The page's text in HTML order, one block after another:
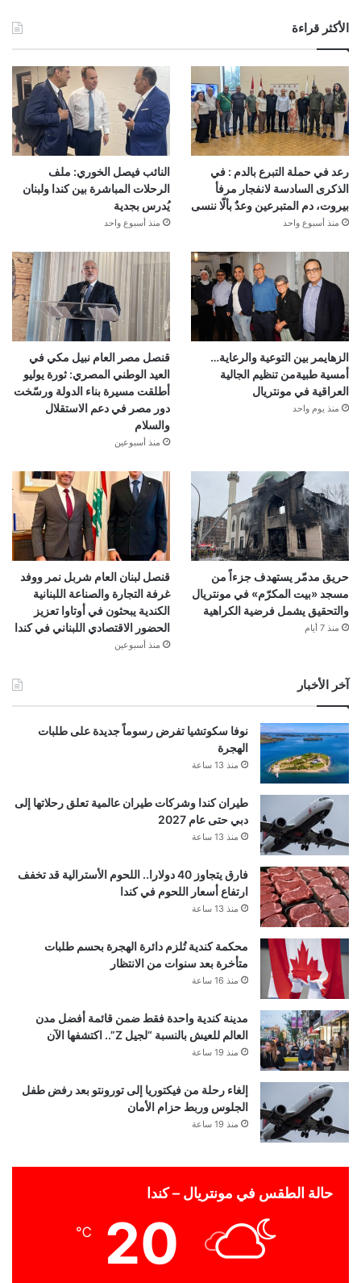
الأكثر قراءة
رعد في حملة التبرع بالدم : في
الذكرى السادسة لانفجار مرفأ
بيروت، دم المتبرعين وعدٌ بألّا ننسى
منذ أسبوع واحد
النائب فيصل الخوري: ملف
الرحلات المباشرة بين كندا ولبنان
يُدرس بجدية
منذ أسبوع واحد
الزهايمر بين التوعية والرعاية…
أمسية طبيةمن تنظيم الجالية
العراقية في مونتريال
منذ يوم واحد
قنصل مصر العام نبيل مكي في
العيد الوطني المصري: ثورة يوليو
أطلقت مسيرة بناء الدولة ورسّخت
دور مصر في دعم الاستقلال
والسلام
منذ أسبوعين
حريق مدمّر يستهدف جزءاً من
مسجد «بيت المكرّم» في مونتريال
والتحقيق يشمل فرضية الكراهية
منذ 7 أيام
قنصل لبنان العام شربل نمر ووفد
غرفة التجارة والصناعة اللبنانية
الكندية يبحثون في أوتاوا تعزيز
الحضور الاقتصادي اللبناني في كندا
منذ أسبوعين
آخر الأخبار
نوفا سكوتشيا تفرض رسوماً جديدة على طلبات
الهجرة
منذ 13 ساعة
طيران كندا وشركات طيران عالمية تعلق رحلاتها إلى
دبي حتى عام 2027
منذ 13 ساعة
فارق يتجاوز 40 دولارا.. اللحوم الأسترالية قد تخفف
ارتفاع أسعار اللحوم في كندا
منذ 13 ساعة
محكمة كندية تُلزم دائرة الهجرة بحسم طلبات
متأخرة بعد سنوات من الانتظار
منذ 16 ساعة
مدينة كندية واحدة فقط ضمن قائمة أفضل مدن
العالم للعيش بالنسبة “لجيل Z”.. اكتشفها الآن
منذ 19 ساعة
إلغاء رحلة من فيكتوريا إلى تورونتو بعد رفض طفل
الجلوس وربط حزام الأمان
منذ 19 ساعة
حالة الطقس في مونتريال – كندا
20
℃